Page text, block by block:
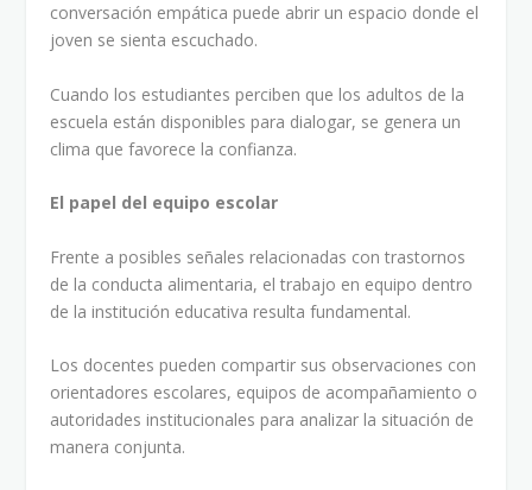
conversación empática puede abrir un espacio donde el
joven se sienta escuchado.
Cuando los estudiantes perciben que los adultos de la
escuela están disponibles para dialogar, se genera un
clima que favorece la confianza.
El papel del equipo escolar
Frente a posibles señales relacionadas con trastornos
de la conducta alimentaria, el trabajo en equipo dentro
de la institución educativa resulta fundamental.
Los docentes pueden compartir sus observaciones con
orientadores escolares, equipos de acompañamiento o
autoridades institucionales para analizar la situación de
manera conjunta.